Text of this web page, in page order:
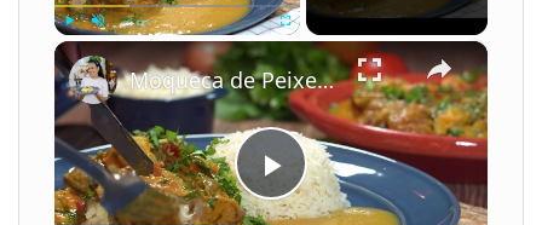
Fullscreen ×
P
Moqueca de Peixe com Leite de Coco e Camarão